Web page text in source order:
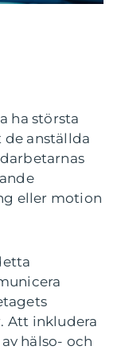
ha största
anställda
eller motion
Att inkludera
hälso- och